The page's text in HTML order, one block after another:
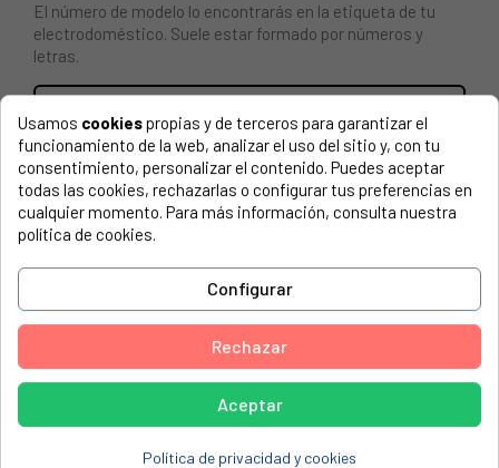
El número de modelo lo encontrarás en la etiqueta de tu
electrodoméstico. Suele estar formado por números y
letras.
Casquillo regulacion calentador Junkers 8700306114
JUNKERS, NOVASTAR ZW20...
JUNKERS, W-WR125-275 SERIES
JUNKERS, WR27S-1KE
JUNKERS, ZW20-1AME
JUNKERS/BOSCH, WR2503AM1E23 87003061140
JUNKERS/BOSCH, WR2503AM1E31 87003061140
JUNKERS/BOSCH, WR2505AM1E23 87003061140
Usamos cookiespropias y de terceros para garantizar el
funcionamiento de la web, analizar el uso del sitio y, con tu
consentimiento, personalizar el contenido. Puedes aceptar
todas las cookies, rechazarlas o configurar tus preferencias en
cualquier momento. Para más información, consulta nuestra
política de cookies.
Configurar
Rechazar
Aceptar
Política de privacidad y cookies